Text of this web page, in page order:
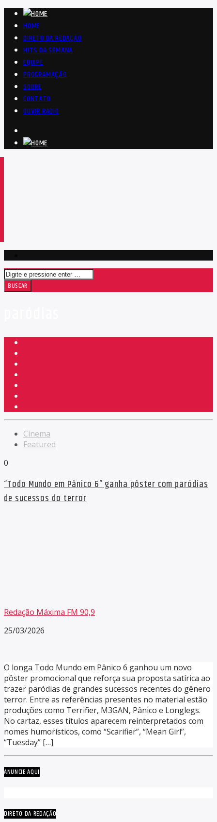
HOME
DIRETO DA REDAÇÃO
HITS DA SEMANA
EQUIPE
PROGRAMAÇÃO
SOBRE
CONTATO
OUVIR RÁDIO
Cinema
Featured
0
“Todo Mundo em Pânico 6” ganha pôster com paródias
de sucessos do terror
Redação Máxima FM 90,9
25/03/2026
O longa Todo Mundo em Pânico 6 ganhou um novo
pôster promocional que reforça sua proposta satírica ao
trazer paródias de grandes sucessos recentes do gênero
terror. Entre as referências presentes no material estão
produções como Terrifier, M3GAN, Pânico e Longlegs.
No cartaz, esses títulos aparecem reinterpretados com
nomes humorísticos, como “Scarifier”, “Mean Girl”,
“Tuesday” […]
ANUNCIE AQUI
DIRETO DA REDAÇÃO